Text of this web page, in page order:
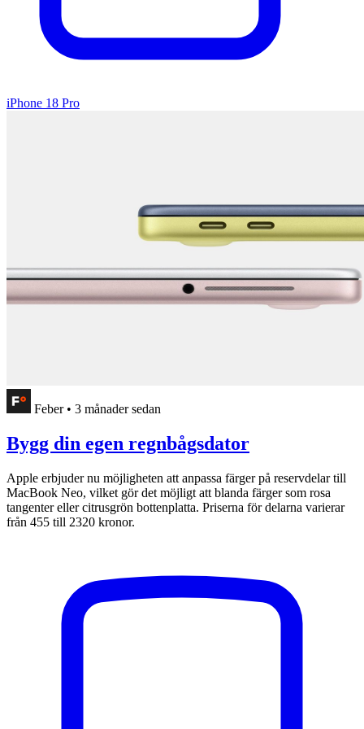
iPhone 18 Pro
Feber • 3 månader sedan
Bygg din egen regnbågsdator
Apple erbjuder nu möjligheten att anpassa färger på reservdelar till
MacBook Neo, vilket gör det möjligt att blanda färger som rosa
tangenter eller citrusgrön bottenplatta. Priserna för delarna varierar
från 455 till 2320 kronor.